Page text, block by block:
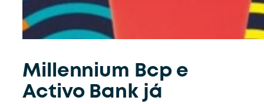
Millennium Bcp e
Activo Bank já